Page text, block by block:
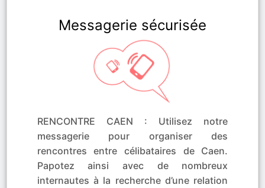
Messagerie sécurisée
RENCONTRE CAEN : Utilisez notre
messagerie pour organiser des
rencontres entre célibataires de Caen.
Papotez ainsi avec de nombreux
internautes à la recherche d’une relation